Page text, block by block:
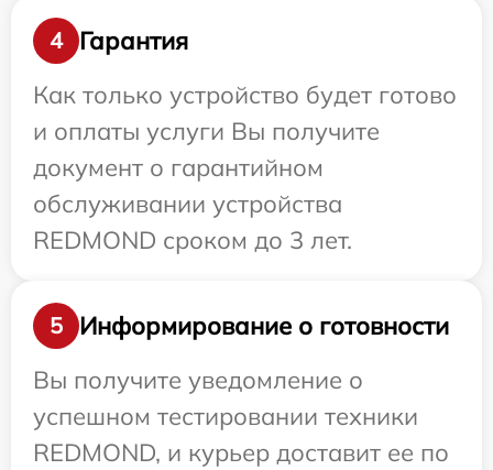
4
Гарантия
Как только устройство будет готово
и оплаты услуги Вы получите
документ о гарантийном
обслуживании устройства
REDMOND сроком до 3 лет.
5
Информирование о готовности
Вы получите уведомление о
успешном тестировании техники
REDMOND, и курьер доставит ее по